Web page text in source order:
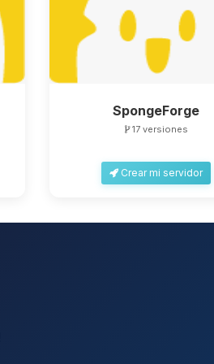
SpongeForge
17 versiones
Crear mi servidor